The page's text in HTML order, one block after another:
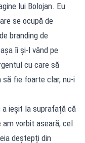
lui Bolojan. Eu
se ocupă de
branding de
îi și-l vând pe
cu care să
fie foarte clar, nu-i
ieșit la suprafață că
vorbit aseară, cel
deștepți din